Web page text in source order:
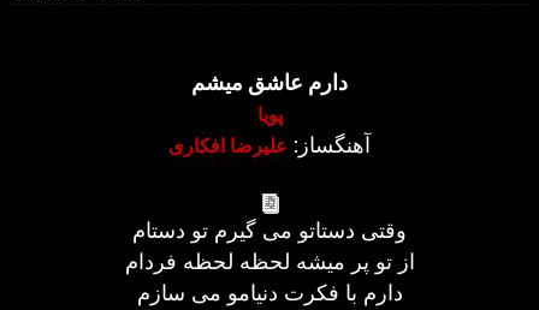
دارم عاشق میشم
پویا
آهنگساز: علیرضا افکاری
وقتی دستاتو می گیرم تو دستام
از تو پر میشه لحظه لحظه فردام
دارم با فکرت دنیامو می سازم